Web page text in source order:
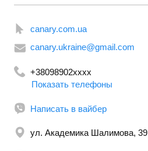
canary.com.ua
canary.ukraine@gmail.com
+38098902xxxx
Показать телефоны
Написать в вайбер
ул. Академика Шалимова, 39